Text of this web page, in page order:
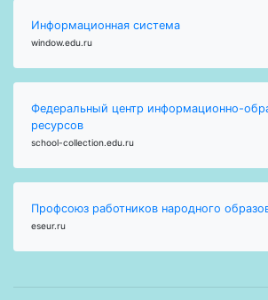
Информационная система
window.edu.ru
Федеральный центр информационно-
ресурсов
school-collection.edu.ru
Профсоюз работников народного
eseur.ru